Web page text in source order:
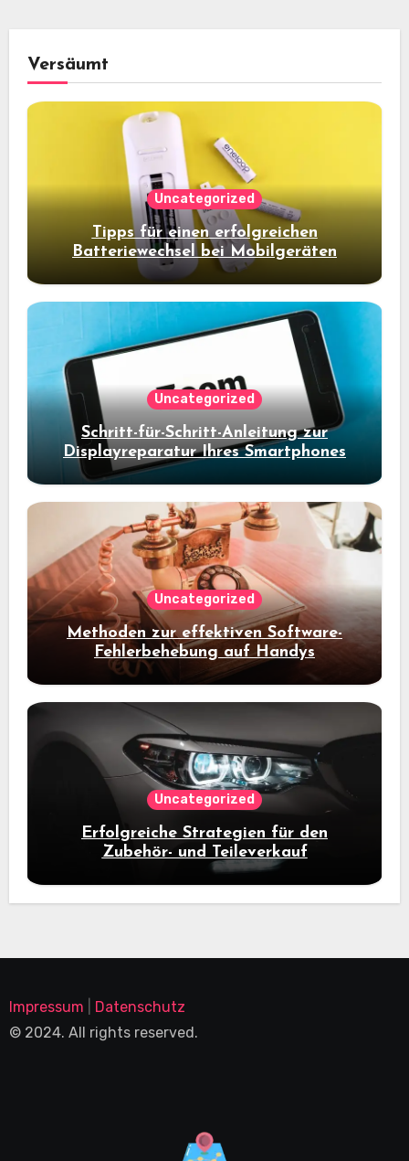
Versäumt
Uncategorized
Tipps für einen erfolgreichen
Batteriewechsel bei Mobilgeräten
Uncategorized
Schritt-für-Schritt-Anleitung zur
Displayreparatur Ihres Smartphones
Uncategorized
Methoden zur effektiven Software-
Fehlerbehebung auf Handys
Uncategorized
Erfolgreiche Strategien für den
Zubehör- und Teileverkauf
Impressum
Datenschutz
© 2024. All rights reserved.